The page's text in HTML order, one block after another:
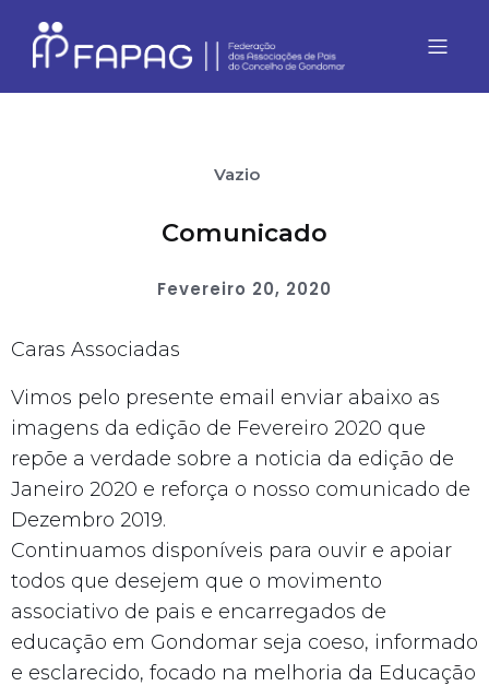
Vazio
Comunicado
Fevereiro 20, 2020
Caras Associadas
Vimos pelo presente email enviar abaixo as
imagens da edição de Fevereiro 2020 que
repõe a verdade sobre a noticia da edição de
Janeiro 2020 e reforça o nosso comunicado de
Dezembro 2019.
Continuamos disponíveis para ouvir e apoiar
todos que desejem que o movimento
associativo de pais e encarregados de
educação em Gondomar seja coeso, informado
e esclarecido, focado na melhoria da Educação